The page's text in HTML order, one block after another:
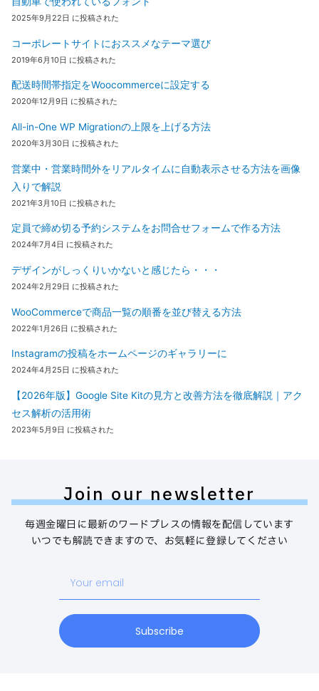
2025年9月22日 に投稿された
コーポレートサイトにおススメなテーマ選び
2019年6月10日 に投稿された
配送時間帯指定をWoocommerceに設定する
2020年12月9日 に投稿された
All-in-One WP Migrationの上限を上げる方法
2020年3月30日 に投稿された
営業中・営業時間外をリアルタイムに自動表示させる方法を画像
入りで解説
2021年3月10日 に投稿された
定員で締め切る予約システムをお問合せフォームで作る方法
2024年7月4日 に投稿された
デザインがしっくりいかないと感じたら・・・
2024年2月29日 に投稿された
WooCommerceで商品一覧の順番を並び替える方法
2022年1月26日 に投稿された
Instagramの投稿をホームページのギャラリーに
2024年4月25日 に投稿された
【2026年版】Google Site Kitの見方と改善方法を徹底解説｜アク
セス解析の活用術
2023年5月9日 に投稿された
Join our newsletter
毎週金曜日に最新のワードプレスの情報を配信しています
いつでも解読できますので、お気軽に登録してください
email
Subscribe